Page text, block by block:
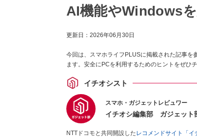
AI機能やWindows
更新日： 2026年06月30日
今回は、スマホライフPLUSに掲載された記事を
ます。安全にPCを利用するためのヒントをぜひ
イチオシスト
スマホ・ガジェットレビュワー
イチオシ編集部 ガジェット
NTTドコモと共同開設したレコメンドサイト「イ